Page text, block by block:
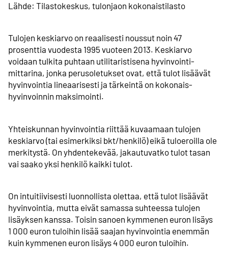
Lähde: Tilastokeskus, tulonjaon kokonaistilasto
Tulojen keskiarvo on reaalisesti noussut noin 47
prosenttia vuodesta 1995 vuoteen 2013. Keskiarvo
voidaan tulkita puhtaan utilitaristisena hyvinvointi­
mittarina, jonka perusoletukset ovat, että tulot lisäävät
hyvinvointia lineaarisesti ja tärkeintä on kokonais­
hyvinvoinnin maksimointi.
Yhteiskunnan hyvinvointia riittää kuvaamaan tulojen
keskiarvo (tai esimerkiksi bkt/henkilö) eikä tuloeroilla ole
merkitystä. On yhdentekevää, jakautuvatko tulot tasan
vai saako yksi henkilö kaikki tulot.
On intuitiivisesti luonnollista olettaa, että tulot lisäävät
hyvinvointia, mutta eivät samassa suhteessa tulojen
lisäyksen kanssa. Toisin sanoen kymmenen euron lisäys
1 000 euron tuloihin lisää saajan hyvinvointia enemmän
kuin kymmenen euron lisäys 4 000 euron tuloihin.